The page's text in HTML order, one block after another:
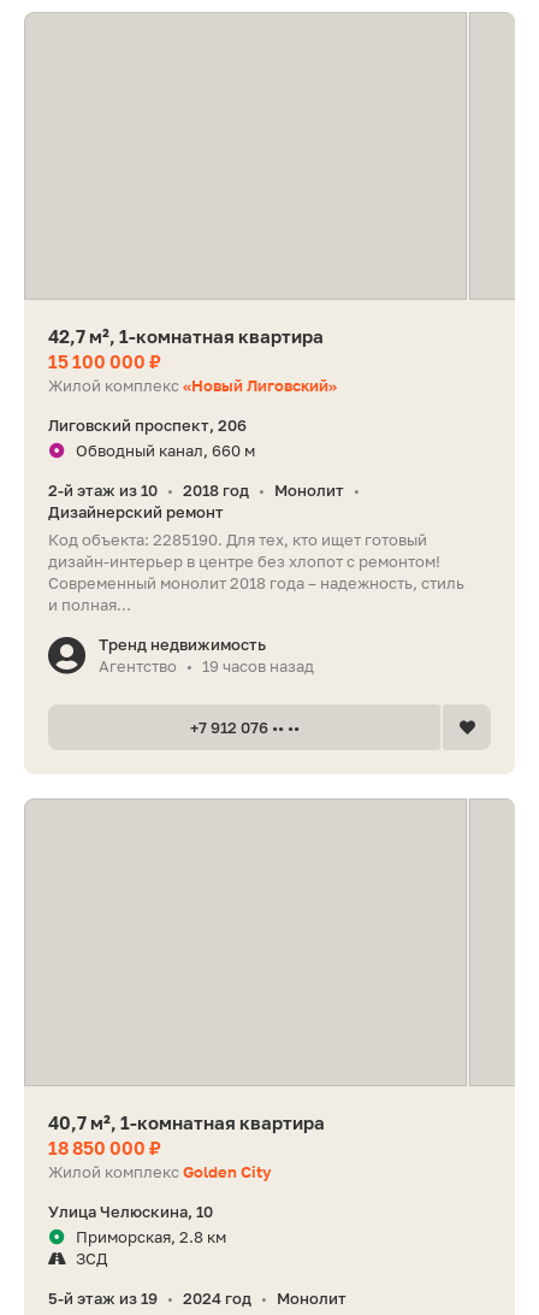
42,7 м², 1-комнатная квартира
15 100 000 ₽
Жилой комплекс«Новый Лиговский»
Лиговский проспект, 206
Обводный канал, 660 м
2-й этаж из 10 • 2018 год • Монолит •
Дизайнерский ремонт
Код объекта: 2285190. Для тех, кто ищет готовый
дизайн-интерьер в центре без хлопот с ремонтом!
Современный монолит 2018 года – надежность, стиль
и полная...
Тренд недвижимость
Агентство
• 19 часов назад
+7 912 076 •• ••
40,7 м², 1-комнатная квартира
18 850 000 ₽
Жилой комплексGolden City
Улица Челюскина, 10
Приморская, 2.8 км
ЗСД
5-й этаж из 19 • 2024 год •
Монолит